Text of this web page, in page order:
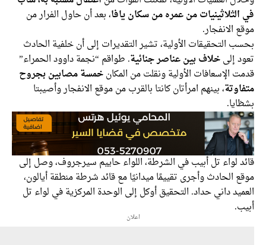
من عمره من سكان يافا، بعد أن حاول الفرار من
الانفجار.
التحقيقات الأولية، تشير التقديرات إلى أن خلفية الحادث
إلىخلاف بين عناصر جنائية. طواقم “نجمة داوود الحمراء”
الإسعافات الأولية ونقلت من المكان خمسة مصابين بجروح
، بينهم امرأتان كانتا بالقرب من موقع الانفجار وأصيبتا
لواء تل أبيب في الشرطة، اللواء حاييم سيرجروف، وصل إلى
الحادث وأجرى تقييمًا ميدانيًا مع قائد شرطة منطقة أيالون،
داني حداد. التحقيق أوكل إلى الوحدة المركزية في لواء تل